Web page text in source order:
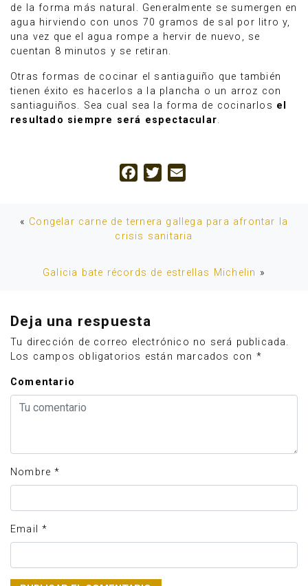
de la forma más natural. Generalmente se sumergen en
agua hirviendo con unos 70 gramos de sal por litro y,
una vez que el agua rompe a hervir de nuevo, se
cuentan 8 minutos y se retiran.
Otras formas de cocinar el santiaguiño que también
tienen éxito es hacerlos a la plancha o un arroz con
santiaguiños. Sea cual sea la forma de cocinarlos el
resultado siempre será espectacular.
Facebook
Twitter
« Congelar carne de ternera gallega para afrontar la
crisis sanitaria
Galicia bate récords de estrellas Michelin »
Deja una respuesta
Tu dirección de correo electrónico no será publicada.
Los campos obligatorios están marcados con *
Comentario
Nombre *
Email *